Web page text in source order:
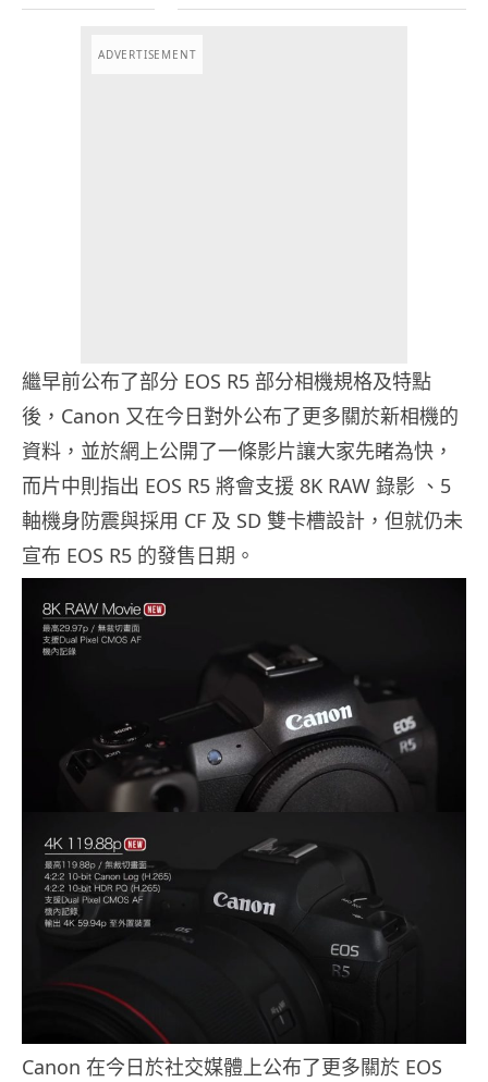
ADVERTISEMENT
繼早前公布了部分 EOS R5 部分相機規格及特點
後，Canon 又在今日對外公布了更多關於新相機的
資料，並於網上公開了一條影片讓大家先睹為快，
而片中則指出 EOS R5 將會支援 8K RAW 錄影 、5
軸機身防震與採用 CF 及 SD 雙卡槽設計，但就仍未
宣布 EOS R5 的發售日期。
Canon 在今日於社交媒體上公布了更多關於 EOS